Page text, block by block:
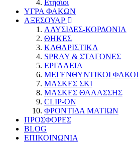
Ετήσιοι
ΥΓΡΑ ΦΑΚΩΝ
ΑΞΕΣΟΥΑΡ
ΑΛΥΣΙΔΕΣ-ΚΟΡΔΟΝΙΑ
ΘΗΚΕΣ
ΚΑΘΑΡΙΣΤΙΚΑ
SPRAY & ΣΤΑΓΟΝΕΣ
ΕΡΓΑΛΕΙΑ
ΜΕΓΕΝΘΥΝΤΙΚΟΙ ΦΑΚΟΙ
ΜΑΣΚΕΣ ΣΚΙ
ΜΑΣΚΕΣ ΘΑΛΑΣΣΗΣ
CLIP-ON
ΦΡΟΝΤΙΔΑ ΜΑΤΙΩΝ
ΠΡΟΣΦΟΡΕΣ
BLOG
ΕΠΙΚΟΙΝΩΝΙΑ